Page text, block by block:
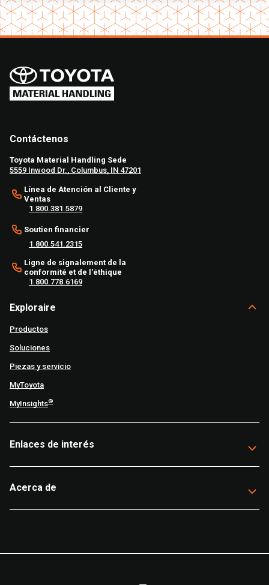
Contáctenos
Toyota Material Handling Sede
5559 Inwood Dr., Columbus, IN 47201
Línea de Atención al Cliente y
Ventas
1.800.381.5879
Soutien financier
1.800.541.2315
Ligne de signalement de la
conformité et de l'éthique
1.800.778.6169
Exploraire
Productos
Soluciones
Piezas y servicio
MyToyota
MyInsights®
Enlaces de interés
Acerca de